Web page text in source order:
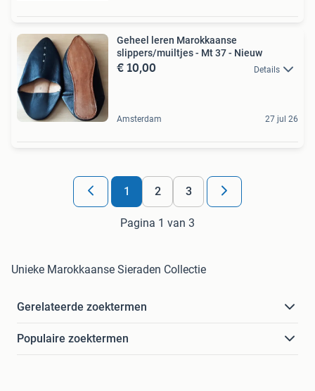
Geheel leren Marokkaanse
slippers/muiltjes - Mt 37 - Nieuw
€ 10,00 Details
Amsterdam 27 jul 26
1 2 3
Pagina 1 van 3
Unieke Marokkaanse Sieraden Collectie
Gerelateerde zoektermen
Populaire zoektermen